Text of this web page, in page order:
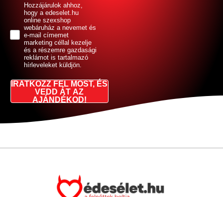
GDPRHozzájárulok ahhoz,
hogy a edeselet.hu
online szexshop
webáruház a nevemet és
e-mail címemet
marketing céllal kezelje
és a részemre gazdasági
reklámot is tartalmazó
hírleveleket küldjön.
IRATKOZZ FEL MOST, ÉS
VEDD ÁT AZ
AJÁNDÉKOD!